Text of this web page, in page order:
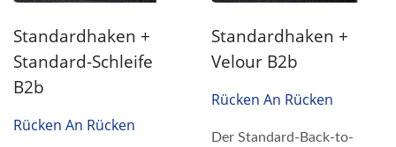
Standardhaken +
Standard-Schleife
B2b
Rücken An Rücken
Standardhaken +
Velour B2b
Rücken An Rücken
Der Standard-Back-to-